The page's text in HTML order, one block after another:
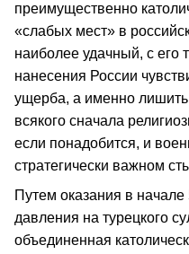
преимущественно
«слабых мест» в
наиболее удачный, с его
нанесения России
ущерба, а именно
всякого сначала
если понадобится, и
стратегически важном
Путем оказания в
давления на турецкого
объединенная